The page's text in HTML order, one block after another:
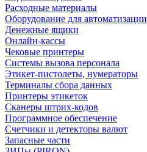
Расходные материалы
Оборудование для автоматизации
Денежные ящики
Онлайн-кассы
Чековые принтеры
Системы вызова персонала
Этикет-пистолеты, нумераторы
Терминалы сбора данных
Принтеры этикеток
Сканеры штрих-кодов
Программное обеспечение
Счетчики и детекторы валют
Запасные части